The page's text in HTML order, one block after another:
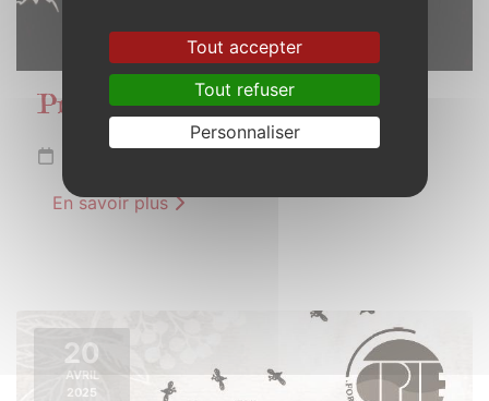
Projection débat
En savoir plus
20
AVRIL
2025
Tout accepter
Tout refuser
Personnaliser